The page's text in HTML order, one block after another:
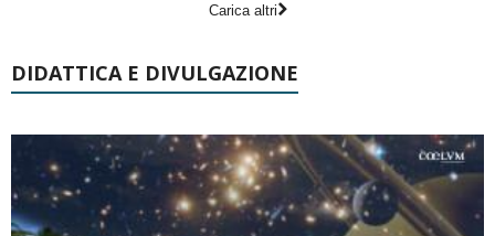
Carica altri
DIDATTICA E DIVULGAZIONE